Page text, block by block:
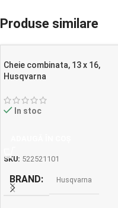
Produse similare
Cheie combinata, 13 x 16,
Husqvarna
In stoc
SKU: 522521101
BRAND Husqvarna